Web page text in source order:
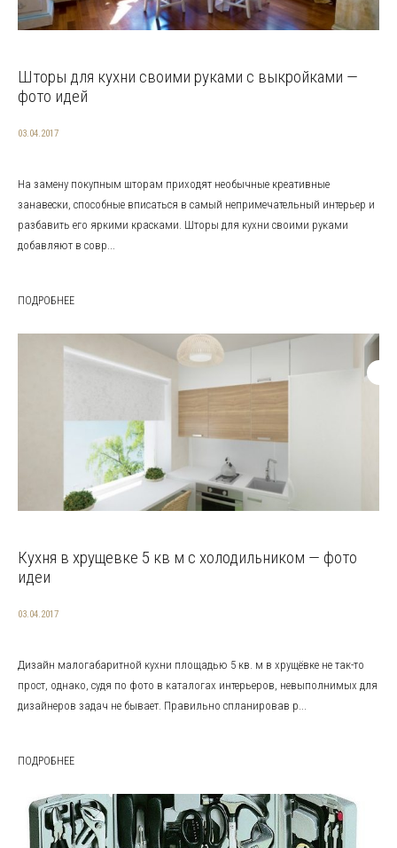
Шторы для кухни своими руками с выкройками —
фото идей
03.04.2017
На замену покупным шторам приходят необычные креативные
занавески, способные вписаться в самый непримечательный интерьер и
разбавить его яркими красками. Шторы для кухни своими руками
добавляют в совр...
ПОДРОБНЕЕ
Кухня в хрущевке 5 кв м с холодильником — фото
идеи
03.04.2017
Дизайн малогабаритной кухни площадью 5 кв. м в хрущёвке не так-то
прост, однако, судя по фото в каталогах интерьеров, невыполнимых для
дизайнеров задач не бывает. Правильно спланировав р...
ПОДРОБНЕЕ